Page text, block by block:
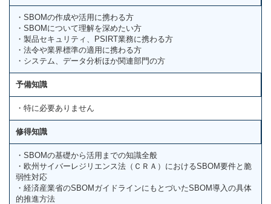
・SBOMの作成や活用に携わる方
・SBOMについて理解を深めたい方
・製品セキュリティ、PSIRT業務に携わる方
・法令や業界標準の適用に携わる方
・システム、データ分析ほか関連部門の方
予備知識
・特に必要ありません
修得知識
・SBOMの基礎から活用までの知識全般
・欧州サイバーレジリエンス法（ＣＲＡ）におけるSBOM要件と脆
弱性対応
・経済産業省のSBOMガイドラインにもとづいたSBOM導入の具体
的推進方法